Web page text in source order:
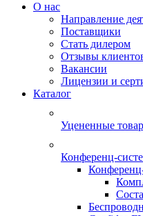
О нас
Направление
Поставщики
Стать дилером
Отзывы
Вакансии
Лицензии и
Каталог
Уцененные
Конференц-